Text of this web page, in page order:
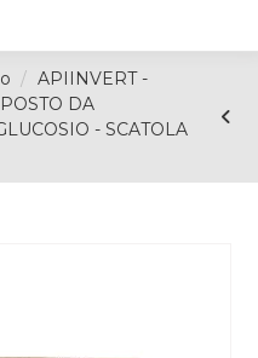
APIINVERT -
DA
- SCATOLA